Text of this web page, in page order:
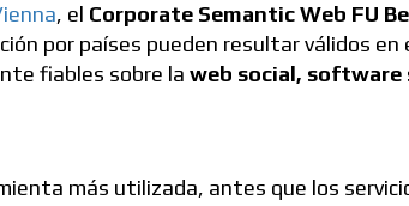
, el Corporate Semantic Web FU
por países pueden resultar válidos en
fiables sobre la web social, software
más utilizada, antes que los